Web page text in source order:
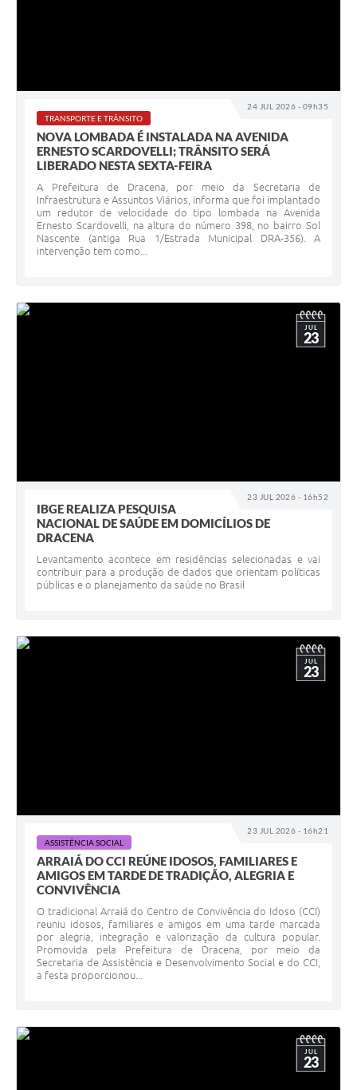
24 JUL 2026 - 09h35
TRANSPORTE E TRÂNSITO
NOVA LOMBADA É INSTALADA NA AVENIDA
ERNESTO SCARDOVELLI; TRÂNSITO SERÁ
LIBERADO NESTA SEXTA-FEIRA
A Prefeitura de Dracena, por meio da Secretaria de
Infraestrutura e Assuntos Viários, informa que foi implantado
um redutor de velocidade do tipo lombada na Avenida
Ernesto Scardovelli, na altura do número 398, no bairro Sol
Nascente (antiga Rua 1/Estrada Municipal DRA-356). A
intervenção tem como...
23 JUL 2026 - 16h52
JUL
23
IBGE REALIZA PESQUISA
NACIONAL DE SAÚDE EM DOMICÍLIOS DE
DRACENA
Levantamento acontece em residências selecionadas e vai
contribuir para a produção de dados que orientam políticas
públicas e o planejamento da saúde no Brasil
23 JUL 2026 - 16h21
JUL
23
ASSISTÊNCIA SOCIAL
ARRAIÁ DO CCI REÚNE IDOSOS, FAMILIARES E
AMIGOS EM TARDE DE TRADIÇÃO, ALEGRIA E
CONVIVÊNCIA
O tradicional Arraiá do Centro de Convivência do Idoso (CCI)
reuniu idosos, familiares e amigos em uma tarde marcada
por alegria, integração e valorização da cultura popular.
Promovida pela Prefeitura de Dracena, por meio da
Secretaria de Assistência e Desenvolvimento Social e do CCI,
a festa proporcionou...
JUL
23